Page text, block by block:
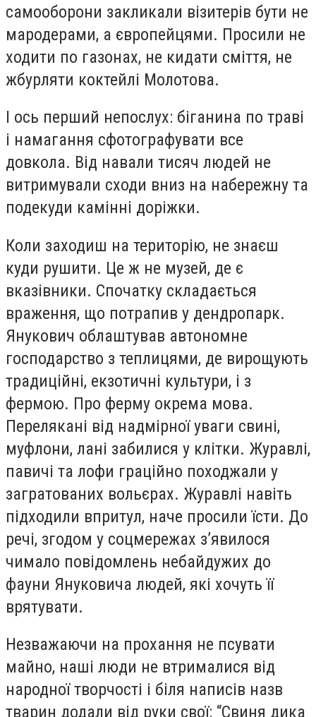
самооборони закликали візитерів бути не
мародерами, а європейцями. Просили не
ходити по газонах, не кидати сміття, не
жбурляти коктейлі Молотова.
І ось перший непослух: біганина по траві
і намагання сфотографувати все
довкола. Від навали тисяч людей не
витримували сходи вниз на набережну та
подекуди камінні доріжки.
Коли заходиш на територію, не знаєш
куди рушити. Це ж не музей, де є
вказівники. Спочатку складається
враження, що потрапив у дендропарк.
Янукович облаштував автономне
господарство з теплицями, де вирощують
традиційні, екзотичні культури, і з
фермою. Про ферму окрема мова.
Перелякані від надмірної уваги свині,
муфлони, лані забилися у клітки. Журавлі,
павичі та лофи граційно походжали у
загратованих вольєрах. Журавлі навіть
підходили впритул, наче просили їсти. До
речі, згодом у соцмережах з’явилося
чимало повідомлень небайдужих до
фауни Януковича людей, які хочуть її
врятувати.
Незважаючи на прохання не псувати
майно, наші люди не втрималися від
народної творчості і біля написів назв
тварин додали від руки свої: “Свиня дика